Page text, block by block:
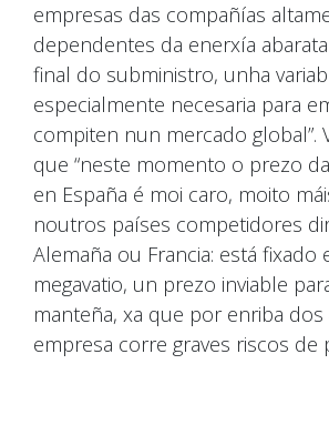
empresas das compañías
dependentes da enerxía
final do subministro, unha
especialmente necesaria para
compiten nun mercado global”.
que “neste momento o prezo
en España é moi caro, moito
noutros países competidores
Alemaña ou Francia: está fixado
megavatio, un prezo inviable
manteña, xa que por enriba
empresa corre graves riscos de